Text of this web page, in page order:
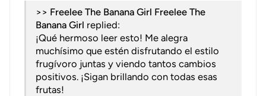
>>
Freelee The
Banana Girl replied:
¡Qué hermoso leer esto! Me alegra
muchísimo que estén disfrutando el estilo
frugívoro juntas y viendo tantos cambios
positivos. ¡Sigan brillando con todas esas
frutas!